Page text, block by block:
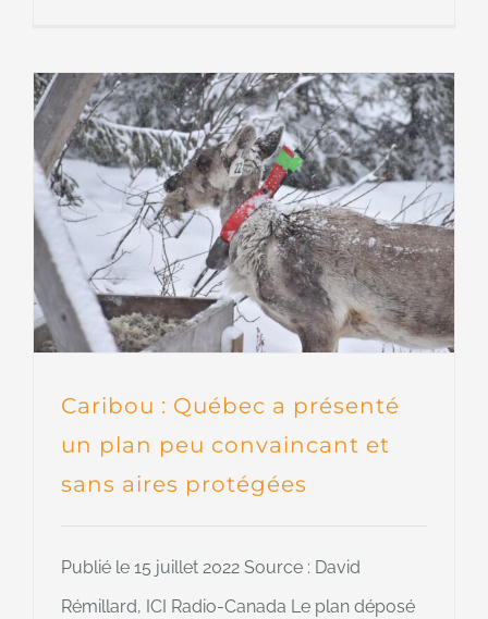
Caribou : Québec a présenté
un plan peu convaincant et
sans aires protégées
Publié le 15 juillet 2022 Source : David
Rémillard, ICI Radio-Canada Le plan déposé